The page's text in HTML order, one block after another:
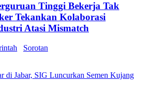
Tinggi Bekerja Tak
Tekankan Kolaborasi
Atasi Mismatch
Sorotan